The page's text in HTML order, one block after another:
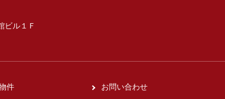
ビル１Ｆ
件
お問い合わせ